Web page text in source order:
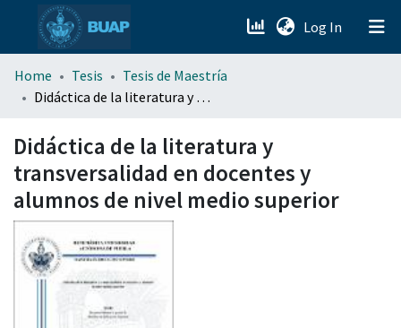
Log In (current)
menu.section.about_menu
Home Tesis
Tesis de Maestría
Didáctica de la literatura y transversalidad en docentes y alumnos de nivel medio superior
Didáctica de la literatura y
transversalidad en docentes y
alumnos de nivel medio superior